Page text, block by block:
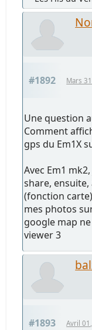
#1892 Mars
Une question
Comment
gps du Em1X
Avec Em1
share,
(fonction
mes photos
google map
viewer 3
#1893 Avril